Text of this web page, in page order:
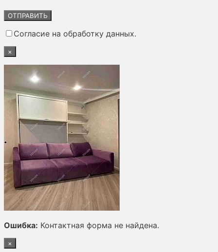
это
пустым.
Согласие на обработку данных.
×
Ошибка: Контактная форма не найдена.
×